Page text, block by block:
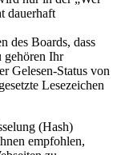
dauerhaft
des Boards, dass
gehören Ihr
Gelesen-Status von
Lesezeichen
(Hash)
empfohlen,